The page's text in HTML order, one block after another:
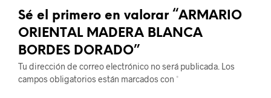
Sé el primero en valorar “ARMARIO
ORIENTAL MADERA BLANCA
BORDES DORADO”
Tu dirección de correo electrónico no será publicada. Los
campos obligatorios están marcados con *